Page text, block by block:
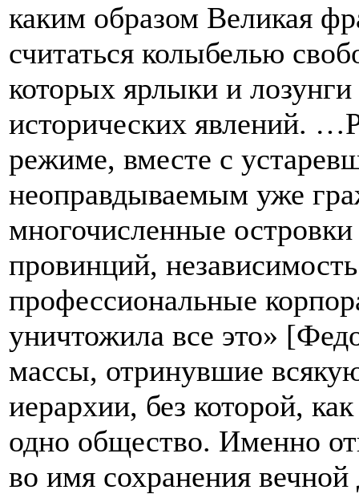
каким образом Великая
считаться колыбелью
которых ярлыки и
исторических явлений.
режиме, вместе с
неоправдываемым уже
многочисленные
провинций,
профессиональные
уничтожила все это»
массы, отринувшие
иерархии, без которой,
одно общество. Именно
во имя сохранения